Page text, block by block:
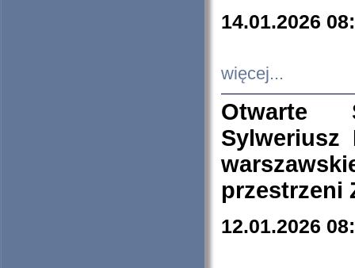
14.01.2026
więcej...
Otwarte
Sylweriusz
przestrzeni
12.01.2026